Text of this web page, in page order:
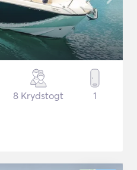
8 Krydstogt 1